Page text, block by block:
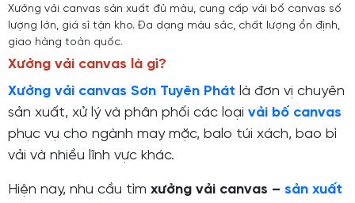
Xưởng vải canvas sản xuất đủ màu, cung cấp vải bố canvas số
lượng lớn, giá sỉ tận kho. Đa dạng màu sắc, chất lượng ổn định,
giao hàng toàn quốc.
Xưởng vải canvas là gì?
Xưởng vải canvas Sơn Tuyên Phát là đơn vị chuyên
sản xuất, xử lý và phân phối các loại vải bố canvas
phục vụ cho ngành may mặc, balo túi xách, bao bì
vải và nhiều lĩnh vực khác.
Hiện nay, nhu cầu tìm xưởng vải canvas – sản xuất